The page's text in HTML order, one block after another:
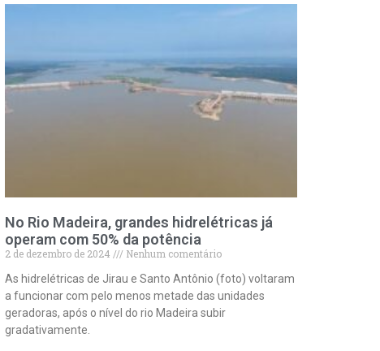
No Rio Madeira, grandes hidrelétricas já
operam com 50% da potência
2 de dezembro de 2024
Nenhum comentário
As hidrelétricas de Jirau e Santo Antônio (foto) voltaram
a funcionar com pelo menos metade das unidades
geradoras, após o nível do rio Madeira subir
gradativamente.